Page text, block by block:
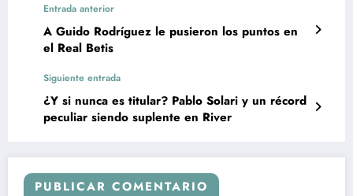
Entrada anterior
A Guido Rodríguez le pusieron los puntos en
el Real Betis
Siguiente entrada
¿Y si nunca es titular? Pablo Solari y un récord
peculiar siendo suplente en River
PUBLICAR COMENTARIO